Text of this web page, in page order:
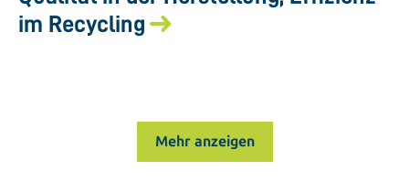
im Recycling
Mehr anzeigen